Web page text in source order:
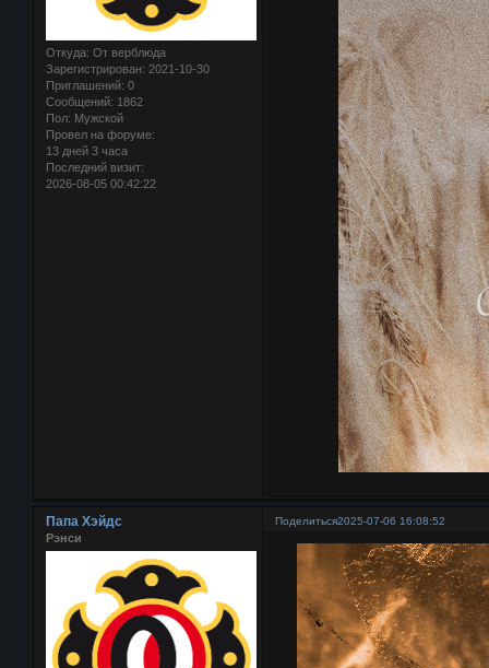
Откуда: От верблюда
Зарегистрирован: 2021-10-30
Приглашений: 0
Сообщений: 1862
Пол: Мужской
Провел на форуме:
13 дней 3 часа
Последний визит:
2026-08-05 00:42:22
Поделиться2025-07-06 16:08:52
Папа Хэйдс
Рэнси